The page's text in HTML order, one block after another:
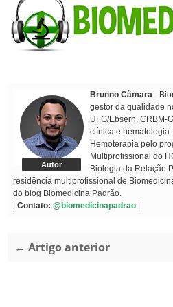
Autor
Brunno Câmara -
gestor da qualidade
UFG/Ebserh, CRBM-
clínica e
Hemoterapia pelo
Multiprofissional do
Biologia da Relação
residência multiprofissional de
do blog Biomedicina Padrão.
Contato: @biomedicinapadrao
← Artigo anterior